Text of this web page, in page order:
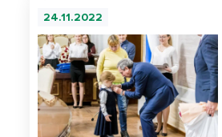
24.11.2022